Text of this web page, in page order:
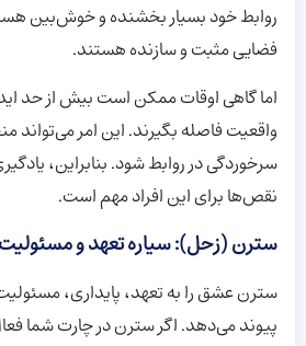
روابط خود بسیار بخشنده و خوش‌بین
فضایی مثبت و سازنده هستند.
اما گاهی اوقات ممکن است بیش از حد
واقعیت فاصله بگیرند. این امر می‌تواند
سرخوردگی در روابط شود. بنابراین،
نقص‌ها برای این افراد مهم است.
سترن (زحل): سیاره تعهد و مسئولیت
سترن عشق را به تعهد، پایداری،
پیوند می‌دهد. اگر سترن در چارت شما